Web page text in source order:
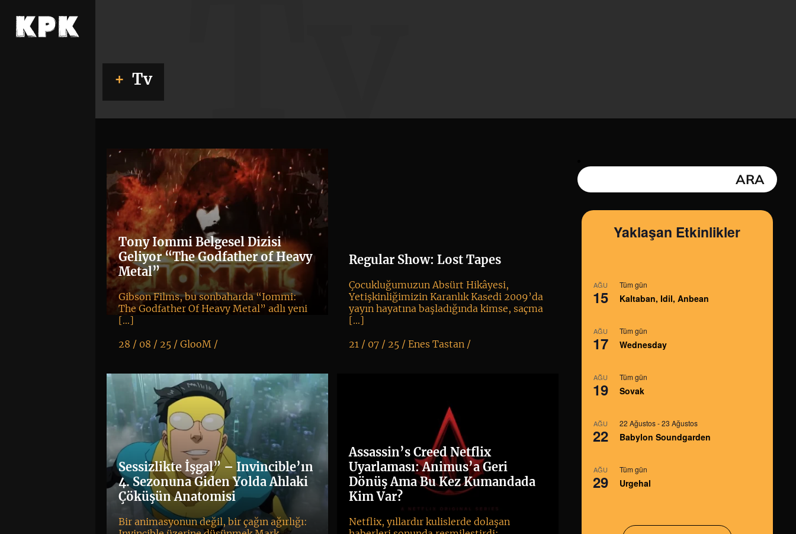
Tv Tv
Tony Iommi Belgesel Dizisi
Geliyor “The Godfather of Heavy
Metal”
Gibson Films, bu sonbaharda “Iommi:
The Godfather Of Heavy Metal” adlı yeni
[…]
28 / 08 / 25 /GlooM /
Regular Show: Lost Tapes
Çocukluğumuzun Absürt Hikâyesi,
Yetişkinliğimizin Karanlık Kasedi 2009’da
yayın hayatına başladığında kimse, saçma
[…]
21 / 07 / 25 /Enes Tastan /
Sessizlikte İşgal” – Invincible’ın
4. Sezonuna Giden Yolda Ahlaki
Çöküşün Anatomisi
Bir animasyonun değil, bir çağın ağırlığı:
Assassin’s Creed Netflix
Uyarlaması: Animus’a Geri
Dönüş Ama Bu Kez Kumandada
Kim Var?
Netflix, yıllardır kulislerde dolaşan
Yaklaşan Etkinlikler
AĞU
15
Tüm gün
Kaltaban, Idil, Anbean
AĞU
17
Tüm gün
Wednesday
AĞU
19
Tüm gün
Sovak
AĞU
22
22 Ağustos-23 Ağustos
Babylon Soundgarden
AĞU
29
Tüm gün
Urgehal